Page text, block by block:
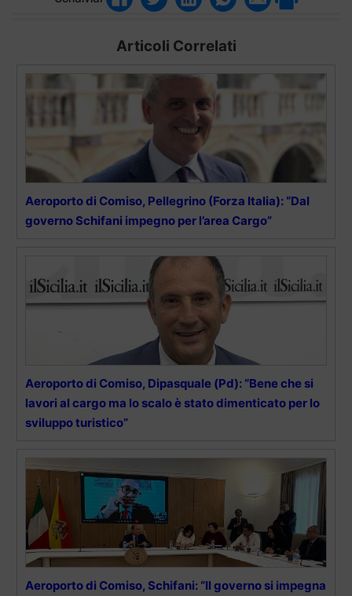
Articoli Correlati
Aeroporto di Comiso, Pellegrino (Forza Italia): “Dal
governo Schifani impegno per l’area Cargo”
Aeroporto di Comiso, Dipasquale (Pd): “Bene che si
lavori al cargo ma lo scalo è stato dimenticato per lo
sviluppo turistico”
Aeroporto di Comiso, Schifani: “Il governo si impegna